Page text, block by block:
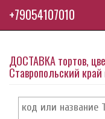
ДОСТАВКА тортов,
Ставропольский край
+79054107010